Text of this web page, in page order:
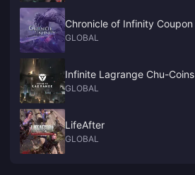
Chronicle of Infinity Coupon
GLOBAL
Infinite Lagrange Chu-Coins
GLOBAL
LifeAfter
GLOBAL